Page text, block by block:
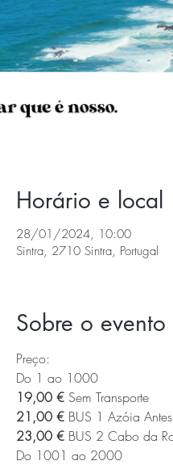
Horário e local
28/01/2024, 10:00
Sintra, 2710 Sintra, Portugal
Sobre o evento
Preço:
Do 1 ao 1000
19,00 € Sem Transporte
21,00 € BUS 1 Azóia
23,00 € BUS 2 Cabo da
Do 1001 ao 2000